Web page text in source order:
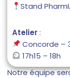
Stand
Atelier:
Concorde –
17h15 – 18h
Notre équipe